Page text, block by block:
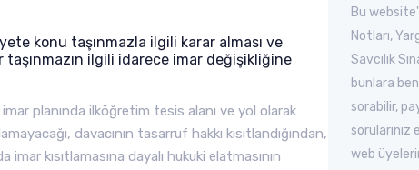
konu taşınmazla ilgili karar alması ve
taşınmazın ilgili idarece imar değişikliğine
imar planında ilköğretim tesis alanı ve yol olarak
davacının tasarruf hakkı kısıtlandığından,
kısıtlamasına dayalı hukuki elatmasının
Bu
Notları,
Savcılık
bunlara
sorabilir,
web